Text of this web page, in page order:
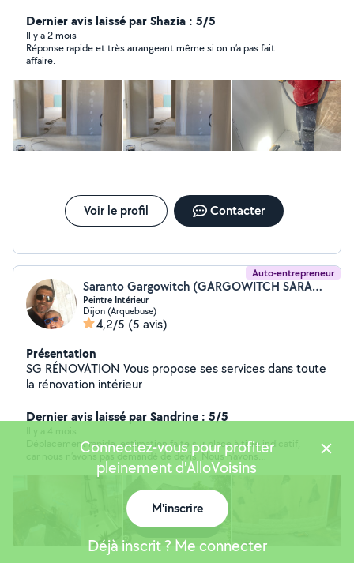
Dernier avis laissé par Shazia : 5/5
Il y a 2 mois
Réponse rapide et très arrangeant même si on n’a pas fait
affaire.
Voir le profil Contacter
Auto-entrepreneur
Saranto Gargowitch (GARGOWITCH SARANTO)
Peintre Intérieur
Dijon (Arquebuse)
4,2/5 (5 avis)
Présentation
SG RÉNOVATION Vous propose ses services dans toute
la rénovation intérieur
Dernier avis laissé par Sandrine : 5/5
Déplacement rapide, estimation faite sur place à titre indicatif,
car nous n’avons pas demandé de devis. Nous n’avons
finalement pas travaillé avec lui !
Connectez-vous pour profiter
pleinement d'AlloVoisins
M'inscrire
Déjà inscrit ? Me connecter